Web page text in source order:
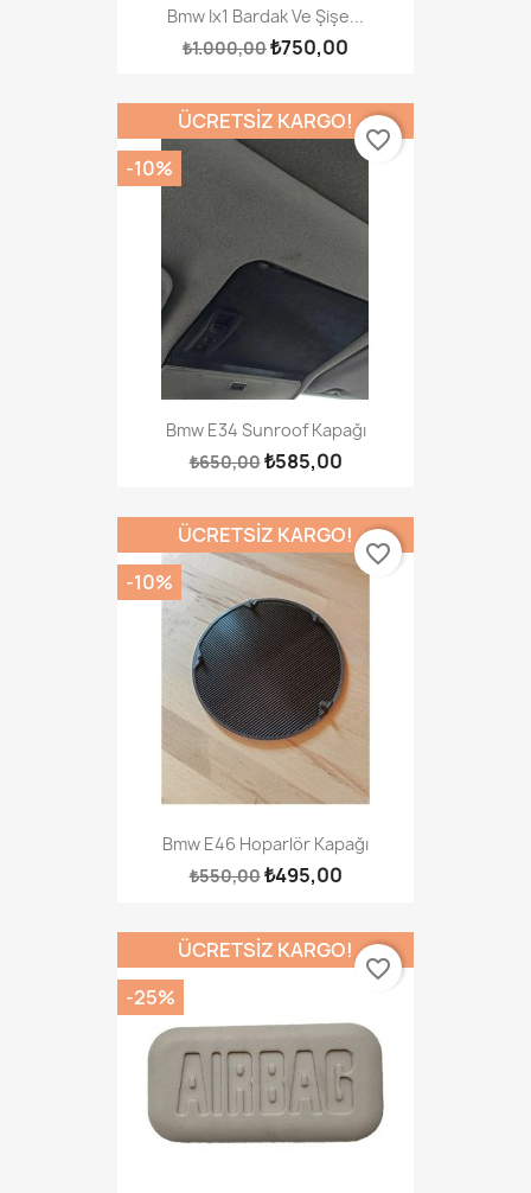
Bmw Ix1 Bardak Ve Şişe...
₺1.000,00₺750,00
Bmw E34 Sunroof Kapağı
₺650,00₺585,00
ÜCRETSIZ KARGO!
-10%
favorite_border
Bmw E46 Hoparlör Kapağı
₺550,00₺495,00
ÜCRETSIZ KARGO!
-10%
favorite_border
ÜCRETSIZ KARGO!
-25%
favorite_border